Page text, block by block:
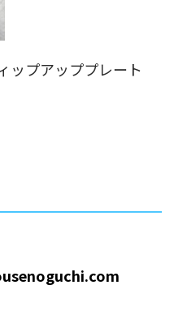
ップアッププレート